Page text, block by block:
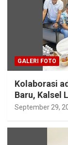
GALERI FOTO
Kolaborasi
Baru, Kalsel
September 29,